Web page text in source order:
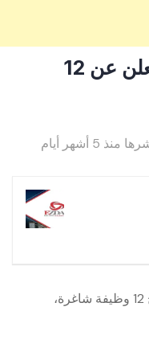
مجموعة إزدان القابضة تعلن عن 12
5 أشهر أيام
أعلن مجموعة إزدان القابضة، عن طرح 12 وظيفة شاغرة،